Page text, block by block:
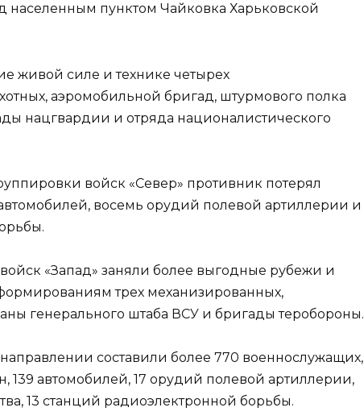
населенным пунктом Чайковка Харьковской
живой силе и технике четырех
аэромобильной бригад, штурмового полка
нацгвардии и отряда националистического
войск «Север» противник потерял
восемь орудий полевой артиллерии и
«Запад» заняли более выгодные рубежи и
трех механизированных,
генерального штаба ВСУ и бригады теробороны.
составили более 770 военнослужащих,
139 автомобилей, 17 орудий полевой артиллерии,
13 станций радиоэлектронной борьбы.